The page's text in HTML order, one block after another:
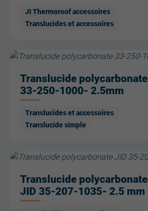
JI Thermoroof accessoires
Translucides et accessoires
Translucide polycarbonate
33-250-1000- 2.5mm
Translucides et accessoires
Translucide simple
Translucide polycarbonate
JID 35-207-1035- 2.5 mm